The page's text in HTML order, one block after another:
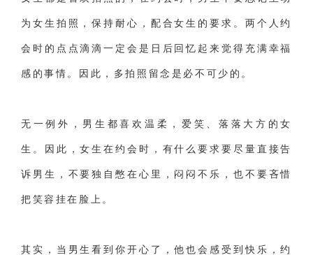
为女生拍照，保持耐心，配合女生的要求。两个人约
会时的点点滴滴一定会是日后回忆起来觉得充满幸福
感的事情。因此，多拍照留念是必不可少的。
无一例外，男生都喜欢温柔，爱笑、落落大方的女
生。因此，女生在约会时，有什么要求要尽量直接告
诉男生，不要独自憋在心里，闷闷不乐，也不要吝惜
把笑容挂在脸上。
其实，当男生看到你开心了，他也会感受到快乐，约